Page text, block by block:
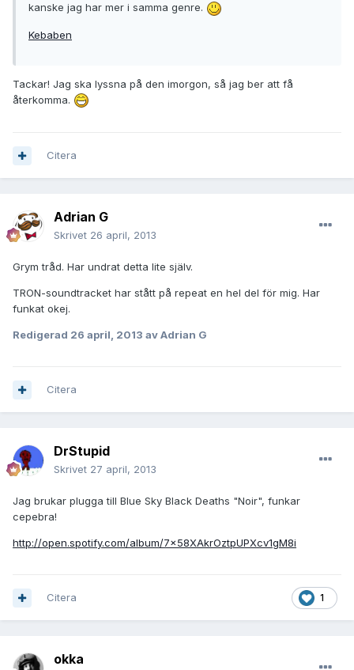
kanske jag har mer i samma genre.
Kebaben
Tackar! Jag ska lyssna på den imorgon, så jag ber att få
återkomma.
Citera
Adrian G
Skrivet 26 april, 2013
Grym tråd. Har undrat detta lite själv.
TRON-soundtracket har stått på repeat en hel del för mig. Har
funkat okej.
Redigerad 26 april, 2013 av Adrian G
Citera
DrStupid
Skrivet 27 april, 2013
Jag brukar plugga till Blue Sky Black Deaths "Noir", funkar
cepebra!
http://open.spotify.com/album/7x58XAkrOztpUPXcv1gM8i
1
Citera
okka